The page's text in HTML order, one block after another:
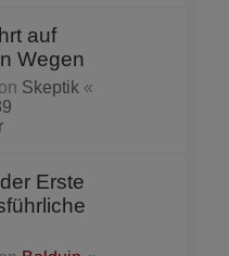
auf
Wegen
Skeptik «
Erste